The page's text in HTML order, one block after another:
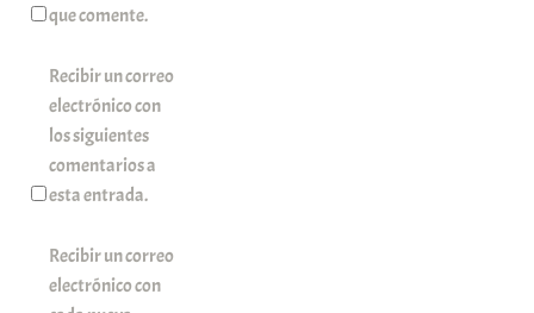
que comente.
Recibir un correo
electrónico con
los siguientes
comentarios a
esta entrada.
Recibir un correo
electrónico con